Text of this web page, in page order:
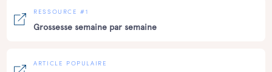
RESSOURCE #1
Grossesse semaine par semaine
ARTICLE POPULAIRE